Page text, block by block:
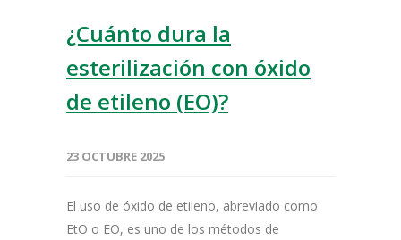
¿Cuánto dura la
esterilización con óxido
de etileno (EO)?
23 OCTUBRE 2025
El uso de óxido de etileno, abreviado como
EtO o EO, es uno de los métodos de